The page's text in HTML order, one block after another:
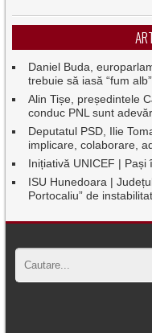
Daniel Buda,
trebuie să iasă “fum
Alin Tișe, președintele
conduc PNL sunt
Deputatul PSD, Ilie
implicare, colaborare,
Inițiativă UNICEF |
ISU Hunedoara |
Portocaliu” de